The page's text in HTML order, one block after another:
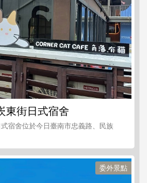
東街日式宿舍
宿舍位於今日臺南市忠義路、民族
委外景點